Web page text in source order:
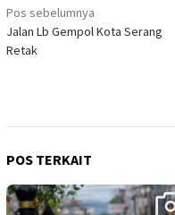
Navigasi
pos
Pos sebelumnya
Jalan Lb Gempol Kota Serang
Retak
POS TERKAIT